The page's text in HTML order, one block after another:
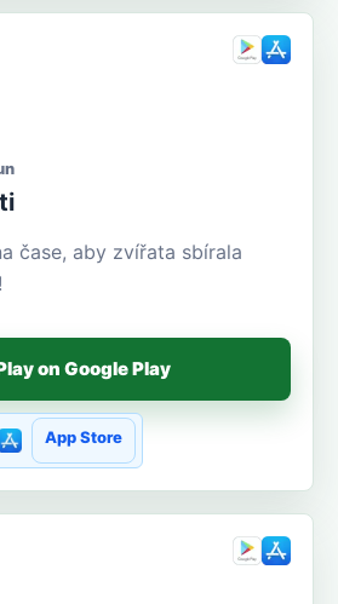
čase, aby zvířata sbírala
on Google Play
App Store